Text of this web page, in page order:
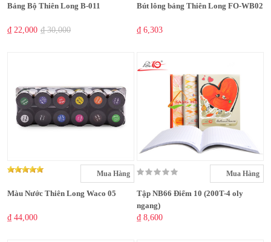
Bảng Bộ Thiên Long B-011
₫ 22,000 ₫ 30,000
Bút lông bảng Thiên Long FO-WB02
₫ 6,303
Mua Hàng
Màu Nước Thiên Long Waco 05
₫ 44,000
Mua Hàng
Tập NB66 Điểm 10 (200T-4 oly
ngang)
₫ 8,600